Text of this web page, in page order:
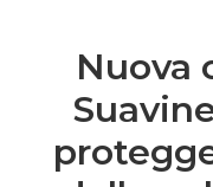
Nuova